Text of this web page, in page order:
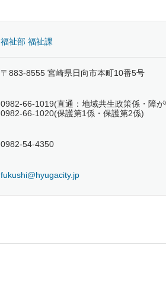
福祉部 福祉課
〒883-8555 宮崎県日向市本町10番5号
0982-66-1019(直通：地域共生政策係・障
0982-66-1020(保護第1係・保護第2係)
0982-54-4350
fukushi@hyugacity.jp